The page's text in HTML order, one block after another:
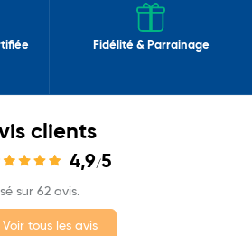
Fidélité & Parrainage
clients
4,9/5
sur 62 avis.
Voir tous les avis